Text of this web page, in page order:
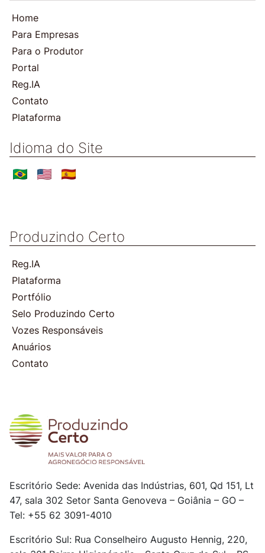
Home
Para Empresas
Para o Produtor
Portal
Reg.IA
Contato
Plataforma
Idioma do Site
Produzindo Certo
Reg.IA
Plataforma
Portfólio
Selo Produzindo Certo
Vozes Responsáveis
Anuários
Contato
Escritório Sede: Avenida das Indústrias, 601, Qd 151, Lt
47, sala 302 Setor Santa Genoveva – Goiânia – GO –
Tel: +55 62 3091-4010
Escritório Sul: Rua Conselheiro Augusto Hennig, 220,